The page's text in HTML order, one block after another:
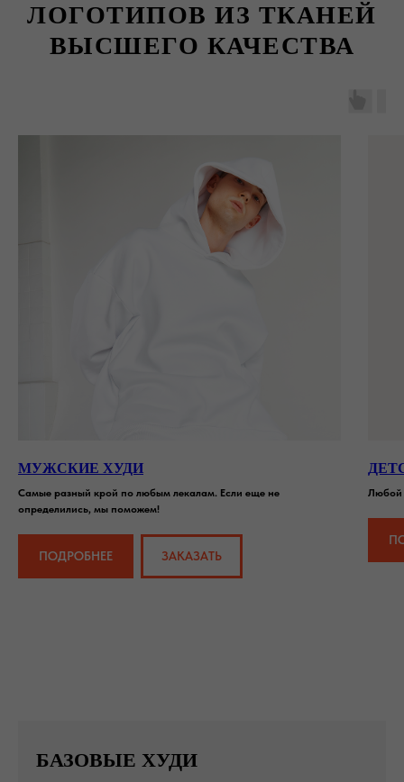
ЛОГОТИПОВ ИЗ ТКАНЕЙ
ВЫСШЕГО КАЧЕСТВА
МУЖСКИЕ ХУДИ
Самые разный крой по любым лекалам. Если еще не
определились, мы поможем!
ПОДРОБНЕЕ ЗАКАЗАТЬ
Любой
БАЗОВЫЕ ХУДИ